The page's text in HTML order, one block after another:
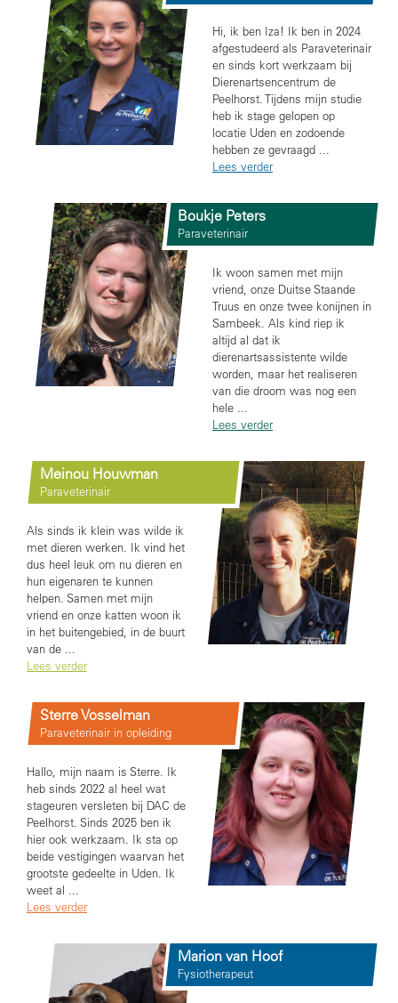
Hi, ik ben Iza! Ik ben in 2024
afgestudeerd als Paraveterinair
en sinds kort werkzaam bij
Dierenartsencentrum de
Peelhorst. Tijdens mijn studie
heb ik stage gelopen op
locatie Uden en zodoende
hebben ze gevraagd ...
Lees verder
Boukje Peters
Paraveterinair
Ik woon samen met mijn
vriend, onze Duitse Staande
Truus en onze twee konijnen in
Sambeek. Als kind riep ik
altijd al dat ik
dierenartsassistente wilde
worden, maar het realiseren
van die droom was nog een
hele ...
Lees verder
Meinou Houwman
Paraveterinair
Als sinds ik klein was wilde ik
met dieren werken. Ik vind het
dus heel leuk om nu dieren en
hun eigenaren te kunnen
helpen. Samen met mijn
vriend en onze katten woon ik
in het buitengebied, in de buurt
van de ...
Lees verder
Sterre Vosselman
Paraveterinair in opleiding
Hallo, mijn naam is Sterre. Ik
heb sinds 2022 al heel wat
stageuren versleten bij DAC de
Peelhorst. Sinds 2025 ben ik
hier ook werkzaam. Ik sta op
beide vestigingen waarvan het
grootste gedeelte in Uden. Ik
weet al ...
Lees verder
Marion van Hoof
Fysiotherapeut